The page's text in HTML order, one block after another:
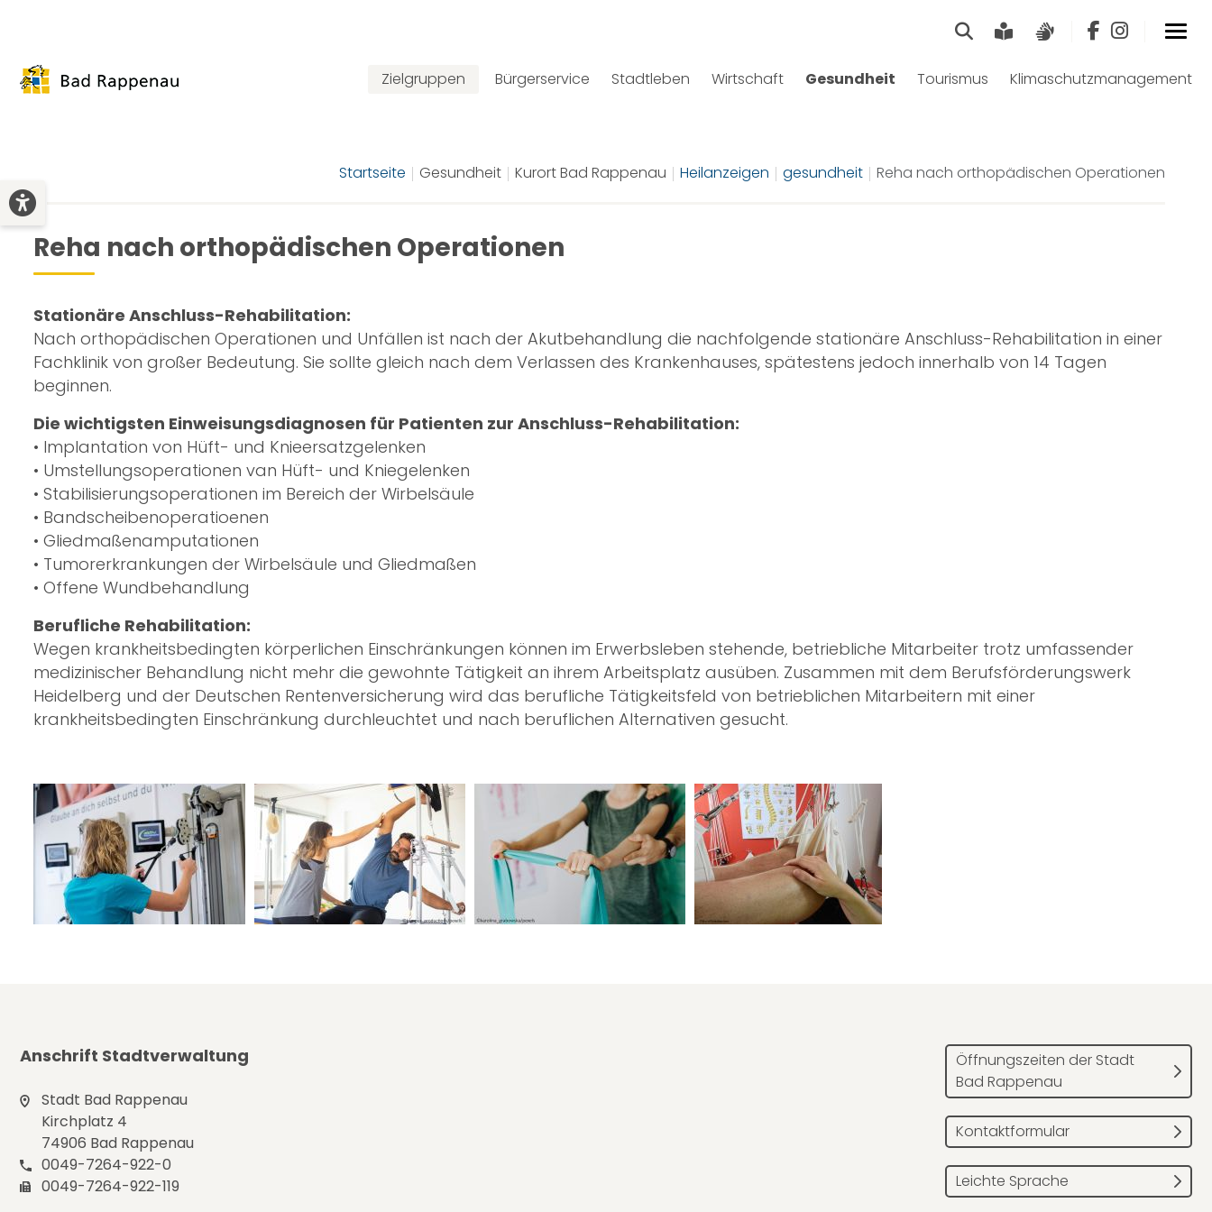
SucheLeichte Sprache
Zielgruppen Bürgerservice Stadtleben Wirtschaft Gesundheit Tourismus Klimaschutzmanagement
Startseite Gesundheit Kurort Bad Rappenau Heilanzeigen gesundheit Reha nach orthopädischen Operationen
Reha nach orthopädischen Operationen
Stationäre Anschluss-Rehabilitation:
Nach orthopädischen Operationen und Unfällen ist nach der Akutbehandlung die nachfolgende stationäre Anschluss-Rehabilitation in einer
Fachklinik von großer Bedeutung. Sie sollte gleich nach dem Verlassen des Krankenhauses, spätestens jedoch innerhalb von 14 Tagen
beginnen.
Die wichtigsten Einweisungsdiagnosen für Patienten zur Anschluss-Rehabilitation:
• Implantation von Hüft- und Knieersatzgelenken
• Umstellungsoperationen van Hüft- und Kniegelenken
• Stabilisierungsoperationen im Bereich der Wirbelsäule
• Bandscheibenoperatioenen
• Gliedmaßenamputationen
• Tumorerkrankungen der Wirbelsäule und Gliedmaßen
• Offene Wundbehandlung
Berufliche Rehabilitation:
Wegen krankheitsbedingten körperlichen Einschränkungen können im Erwerbsleben stehende, betriebliche Mitarbeiter trotz umfassender
medizinischer Behandlung nicht mehr die gewohnte Tätigkeit an ihrem Arbeitsplatz ausüben. Zusammen mit dem Berufsförderungswerk
Heidelberg und der Deutschen Rentenversicherung wird das berufliche Tätigkeitsfeld von betrieblichen Mitarbeitern mit einer
krankheitsbedingten Einschränkung durchleuchtet und nach beruflichen Alternativen gesucht.
Anschrift Stadtverwaltung
Stadt Bad Rappenau
Kirchplatz 4
74906 Bad Rappenau
0049-7264-922-0
0049-7264-922-119
Öffnungszeiten der Stadt
Bad Rappenau
Kontaktformular
Leichte Sprache